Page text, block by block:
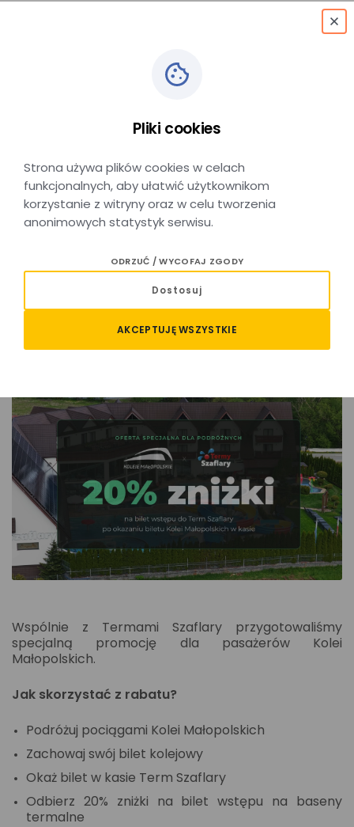
Wskocz w pociąg
do relaksu! Z Kolejami
Małopolskimi do Term
Szaflary 20% taniej!
DATA DODANIA: 05 CZERWCA 2026
Lato to idealny czas na wycieczki i odpoczynek,
a teraz możecie połączyć jedno z drugim jeszcze
korzystniej!
Wspólnie z Termami Szaflary przygotowaliśmy
specjalną promocję dla pasażerów Kolei
Małopolskich.
Jak skorzystać z rabatu?
Podróżuj pociągami Kolei Małopolskich
Zachowaj swój bilet kolejowy
Okaż bilet w kasie Term Szaflary
Odbierz 20% zniżki na bilet wstępu na baseny
termalne
Pliki cookies
Strona używa plików cookies w celach
funkcjonalnych, aby ułatwić użytkownikom
korzystanie z witryny oraz w celu tworzenia
anonimowych statystyk serwisu.
ODRZUĆ / WYCOFAJ ZGODY
Dostosuj
AKCEPTUJĘ WSZYSTKIE